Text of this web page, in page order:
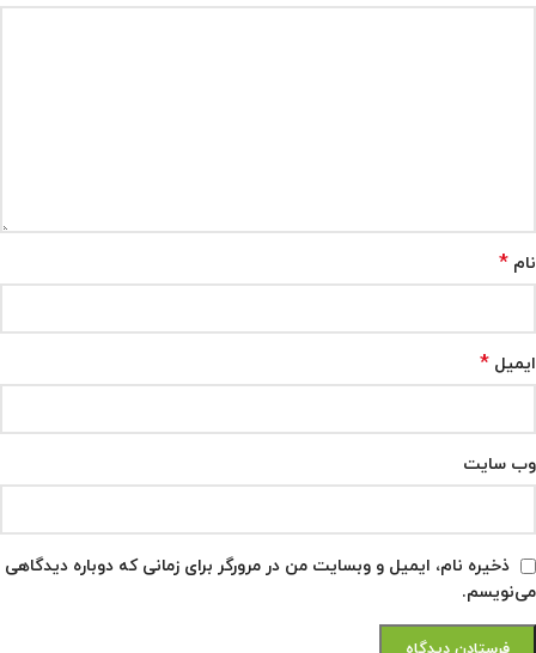
نام *
ایمیل *
وب‌ سایت
ذخیره نام، ایمیل و وبسایت من در مرورگر برای زمانی که دوباره دیدگاهی
می‌نویسم.